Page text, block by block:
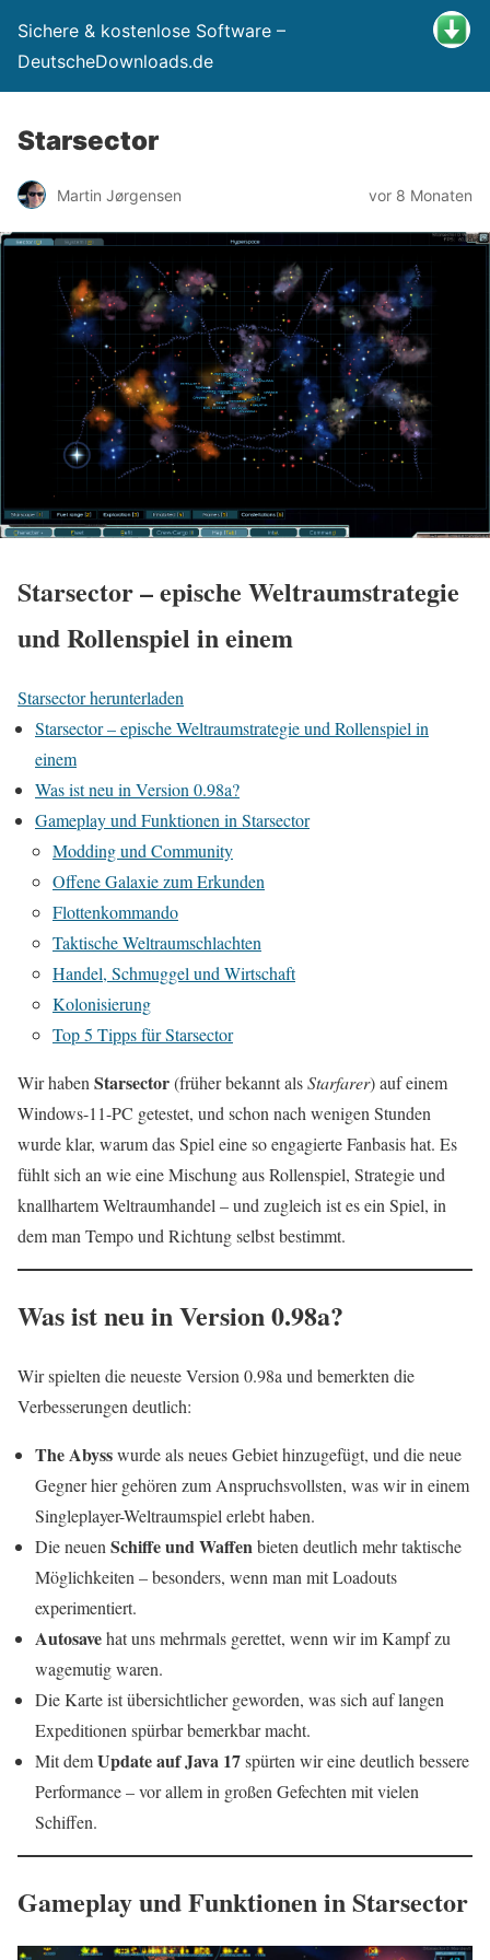
Sichere & kostenlose Software –
DeutscheDownloads.de
Starsector
Martin Jørgensen vor 8 Monaten
Starsector – epische Weltraumstrategie
und Rollenspiel in einem
Starsector herunterladen
Starsector – epische Weltraumstrategie und Rollenspiel in
einem
Was ist neu in Version 0.98a?
Gameplay und Funktionen in Starsector
Modding und Community
Offene Galaxie zum Erkunden
Flottenkommando
Taktische Weltraumschlachten
Handel, Schmuggel und Wirtschaft
Kolonisierung
Top 5 Tipps für Starsector
Wir haben Starsector(früher bekannt alsStarfarer) auf einem
Windows-11-PC getestet, und schon nach wenigen Stunden
wurde klar, warum das Spiel eine so engagierte Fanbasis hat. Es
fühlt sich an wie eine Mischung aus Rollenspiel, Strategie und
knallhartem Weltraumhandel – und zugleich ist es ein Spiel, in
dem man Tempo und Richtung selbst bestimmt.
Was ist neu in Version 0.98a?
Wir spielten die neueste Version 0.98a und bemerkten die
Verbesserungen deutlich:
The Abysswurde als neues Gebiet hinzugefügt, und die neue
Gegner hier gehören zum Anspruchsvollsten, was wir in einem
Singleplayer-Weltraumspiel erlebt haben.
Die neuen Schiffe und Waffenbieten deutlich mehr taktische
Möglichkeiten – besonders, wenn man mit Loadouts
experimentiert.
Autosavehat uns mehrmals gerettet, wenn wir im Kampf zu
wagemutig waren.
Die Karte ist übersichtlicher geworden, was sich auf langen
Expeditionen spürbar bemerkbar macht.
Mit demUpdate auf Java 17spürten wir eine deutlich bessere
Performance – vor allem in großen Gefechten mit vielen
Schiffen.
Gameplay und Funktionen in Starsector